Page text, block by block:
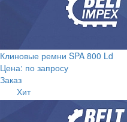
Клиновые ремни SPA 800 Ld
Цена: по запросу
Заказ
Хит